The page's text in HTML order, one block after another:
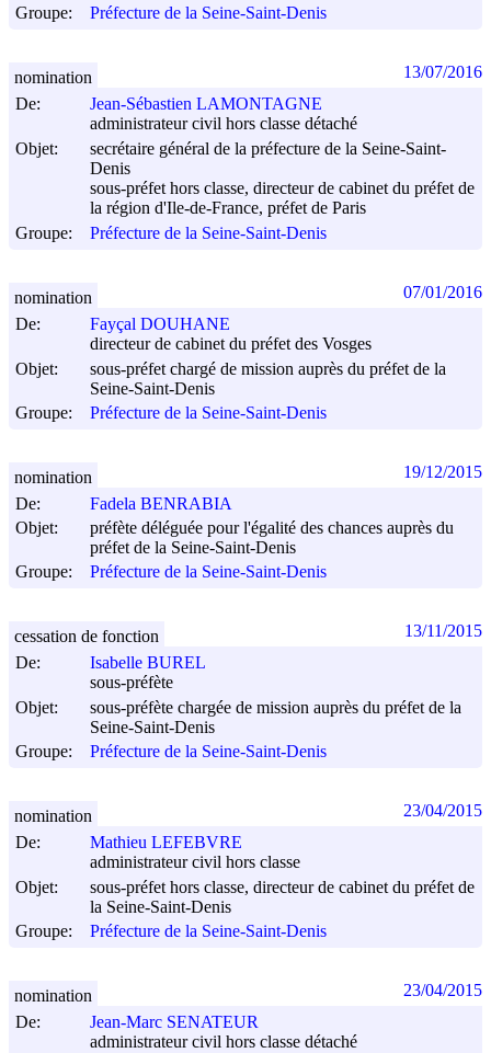
Groupe:
Préfecture de la Seine-Saint-Denis
De:
Jean-Sébastien LAMONTAGNE
administrateur civil hors classe détaché
Objet:
secrétaire général de la préfecture de la Seine-Saint-
Denis
sous-préfet hors classe, directeur de cabinet du préfet de
la région d'Ile-de-France, préfet de Paris
Groupe:
Préfecture de la Seine-Saint-Denis
nomination 13/07/2016
De:
Fayçal DOUHANE
directeur de cabinet du préfet des Vosges
Objet:
sous-préfet chargé de mission auprès du préfet de la
Seine-Saint-Denis
Groupe:
Préfecture de la Seine-Saint-Denis
nomination 07/01/2016
De:
Fadela BENRABIA
Objet:
préfète déléguée pour l'égalité des chances auprès du
préfet de la Seine-Saint-Denis
Groupe:
Préfecture de la Seine-Saint-Denis
nomination 19/12/2015
De:
Isabelle BUREL
sous-préfète
Objet:
sous-préfète chargée de mission auprès du préfet de la
Seine-Saint-Denis
Groupe:
Préfecture de la Seine-Saint-Denis
cessation de fonction 13/11/2015
De:
Mathieu LEFEBVRE
administrateur civil hors classe
Objet:
sous-préfet hors classe, directeur de cabinet du préfet de
la Seine-Saint-Denis
Groupe:
Préfecture de la Seine-Saint-Denis
nomination 23/04/2015
De:
Jean-Marc SENATEUR
administrateur civil hors classe détaché
nomination 23/04/2015